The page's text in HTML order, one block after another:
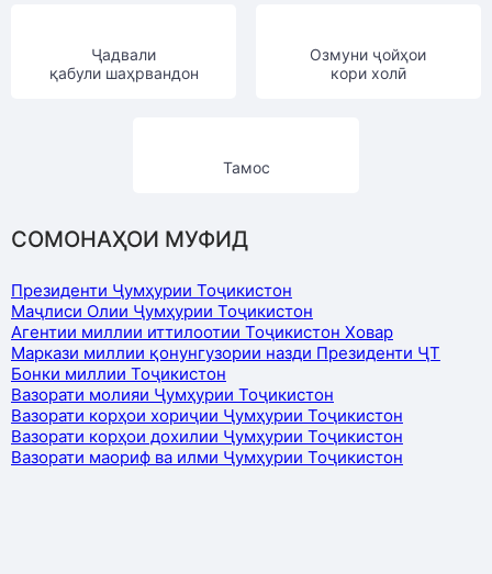
Ҷадвали
қабули шаҳрвандон
Озмуни ҷойҳои
кори холӣ
Тамос
СОМОНАҲОИ МУФИД
Президенти Ҷумҳурии Тоҷикистон
Маҷлиси Олии Ҷумҳурии Тоҷикистон
Агентии миллии иттилоотии Тоҷикистон Ховар
Маркази миллии қонунгузории назди Президенти ҶТ
Бонки миллии Тоҷикистон
Вазорати молияи Ҷумҳурии Тоҷикистон
Вазорати корҳои хориҷии Ҷумҳурии Тоҷикистон
Вазорати корҳои дохилии Ҷумҳурии Тоҷикистон
Вазорати маориф ва илми Ҷумҳурии Тоҷикистон